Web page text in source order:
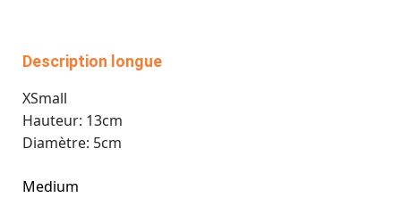
Description longue
XSmall
Hauteur: 13cm
Diamètre: 5cm
Medium